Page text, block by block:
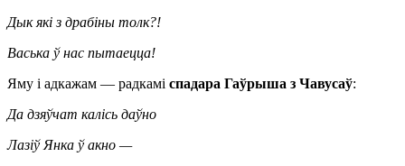
Дык які з драбіны толк?!
Васька ў нас пытаецца!
Яму і адкажам — радкамі спадара Гаўрыша з Чавусаў:
Да дзяўчат калісь даўно
Лазіў Янка ў акно —